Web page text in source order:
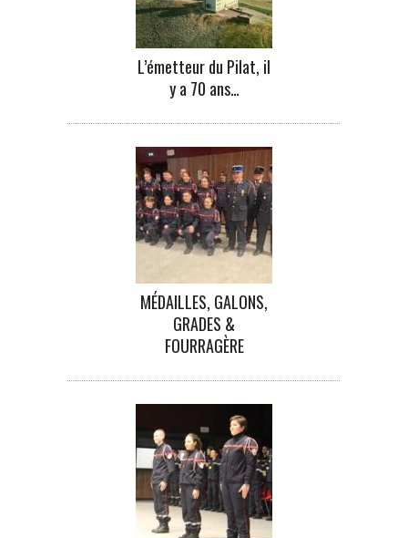
L’émetteur du Pilat, il
y a 70 ans…
MÉDAILLES, GALONS,
GRADES &
FOURRAGÈRE